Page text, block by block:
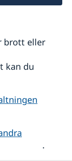
brott eller
kan du
.